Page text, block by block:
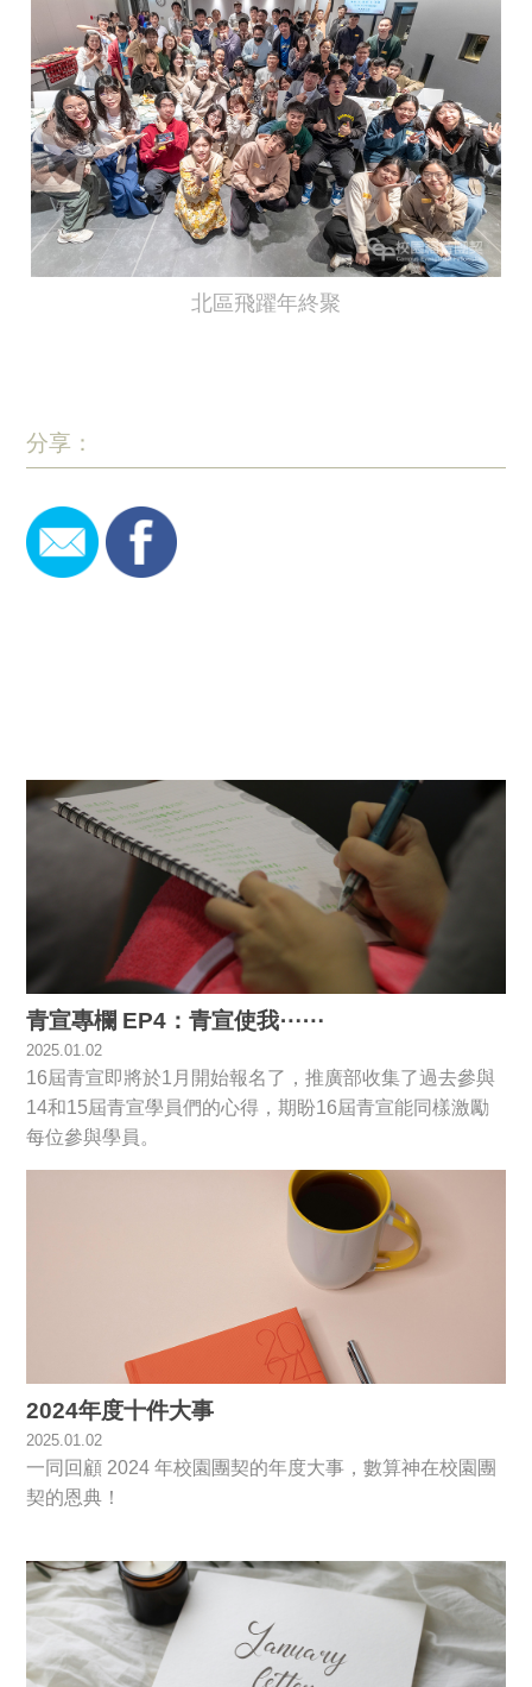
北區飛躍年終聚
分享：
青宣專欄 EP4：青宣使我⋯⋯
2025.01.02
16屆青宣即將於1月開始報名了，推廣部收集了過去參與
14和15屆青宣學員們的心得，期盼16屆青宣能同樣激勵
每位參與學員。
2024年度十件大事
2025.01.02
一同回顧 2024 年校園團契的年度大事，數算神在校園團
契的恩典！